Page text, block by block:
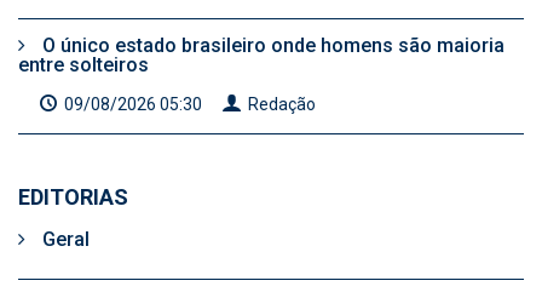
O único estado brasileiro onde homens são maioria
entre solteiros
09/08/2026 05:30 Redação
EDITORIAS
Geral